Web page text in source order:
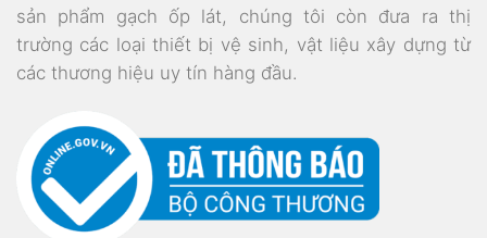
sản phẩm gạch ốp lát, chúng tôi còn đưa ra thị
trường các loại thiết bị vệ sinh, vật liệu xây dựng từ
các thương hiệu uy tín hàng đầu.